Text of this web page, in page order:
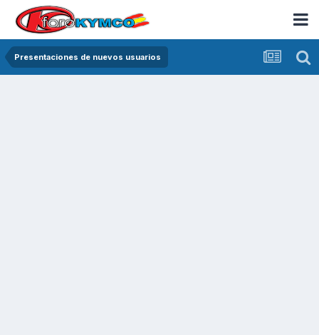
Presentaciones de nuevos usuarios